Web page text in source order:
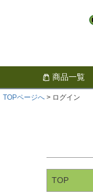
商品一覧
TOPページへ ログイン
TOP